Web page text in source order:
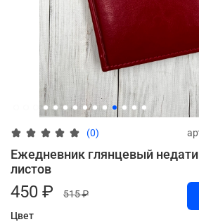
(0)
Ежедневник глянцевый
листов
450 ₽
515 ₽
Цвет